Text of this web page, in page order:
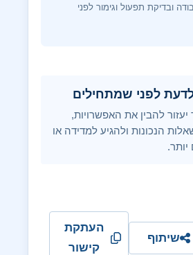
ובדיקת תפעול וגימור לפני
לפני שמתחילים
להבין את האפשרויות,
הנכונות ולהגיע למדידה או
יותר.
שיתוף
העתקת
קישור